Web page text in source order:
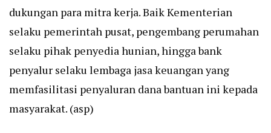
dukungan para mitra kerja. Baik Kementerian
selaku pemerintah pusat, pengembang perumahan
selaku pihak penyedia hunian, hingga bank
penyalur selaku lembaga jasa keuangan yang
memfasilitasi penyaluran dana bantuan ini kepada
masyarakat. (asp)